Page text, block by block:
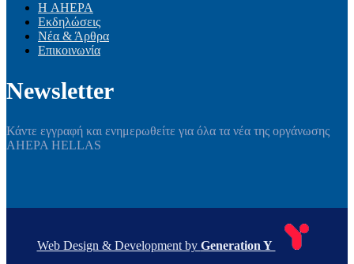
Η AHEPA
Εκδηλώσεις
Νέα & Άρθρα
Επικοινωνία
Newsletter
Κάντε εγγραφή και ενημερωθείτε για όλα τα νέα της οργάνωσης
AHEPA HELLAS
Web Design & Development by Generation Y